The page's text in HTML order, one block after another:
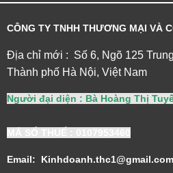
CÔNG TY TNHH THƯƠNG MẠI VÀ
Địa chỉ mới : Số 6, Ngõ 125
Thành phố Hà Nội, Việt Nam
Người đại diện : Bà Hoàng Thị
MÃ SỐ THUẾ : 0107953460
Email: